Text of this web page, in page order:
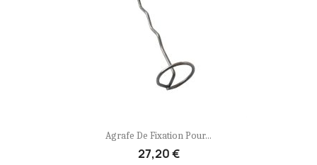
Agrafe De Fixation Pour...
27,20 €